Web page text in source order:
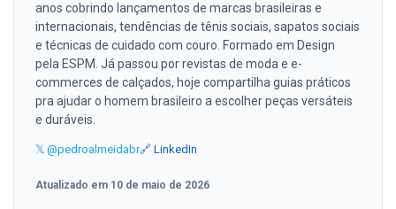
anos cobrindo lançamentos de marcas brasileiras e
internacionais, tendências de tênis sociais, sapatos sociais
e técnicas de cuidado com couro. Formado em Design
pela ESPM. Já passou por revistas de moda e e-
commerces de calçados, hoje compartilha guias práticos
pra ajudar o homem brasileiro a escolher peças versáteis
e duráveis.
𝕏 @pedroalmeidabr🔗 LinkedIn
Atualizado em 10 de maio de 2026